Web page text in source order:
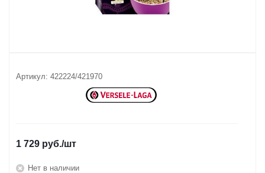
Артикул: 422224/421970
1 729 руб./шт
Нет в наличии